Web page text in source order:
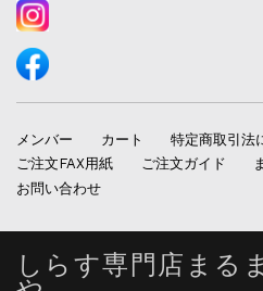
メンバー カート
特定商取引法
ご注文FAX用紙
ご注文ガイド
お問い合わせ
しらす専門店まる